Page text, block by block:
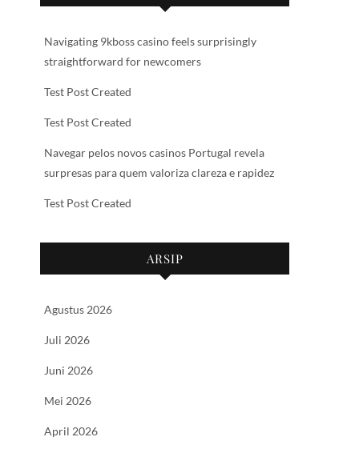
Navigating 9kboss casino feels surprisingly
straightforward for newcomers
Test Post Created
Test Post Created
Navegar pelos novos casinos Portugal revela
surpresas para quem valoriza clareza e rapidez
Test Post Created
ARSIP
Agustus 2026
Juli 2026
Juni 2026
Mei 2026
April 2026